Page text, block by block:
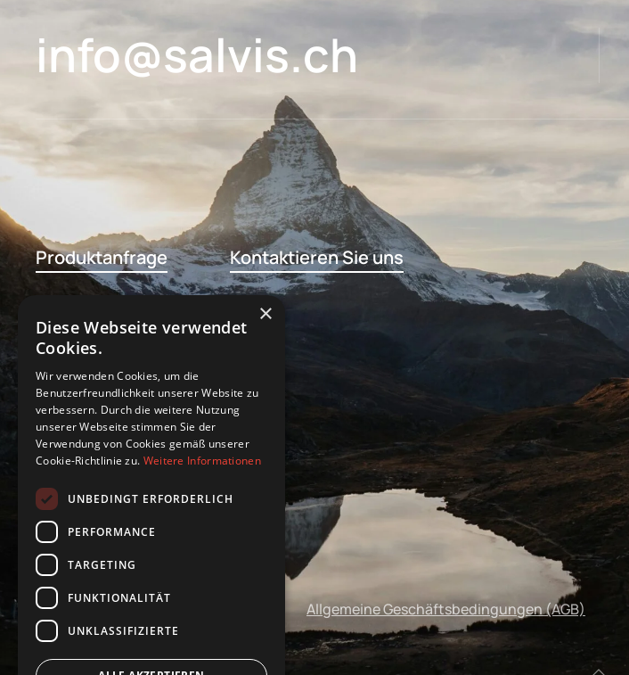
info@salvis.ch
Produktanfrage Kontaktieren Sie uns
Impressum Allgemeine Geschäftsbedingungen (AGB)
×
Diese Webseite verwendet
Cookies.
Wir verwenden Cookies, um die
Benutzerfreundlichkeit unserer Website zu
verbessern. Durch die weitere Nutzung
unserer Webseite stimmen Sie der
Verwendung von Cookies gemäß unserer
Cookie-Richtlinie zu. Weitere Informationen
UNBEDINGT ERFORDERLICH
PERFORMANCE
TARGETING
FUNKTIONALITÄT
UNKLASSIFIZIERTE